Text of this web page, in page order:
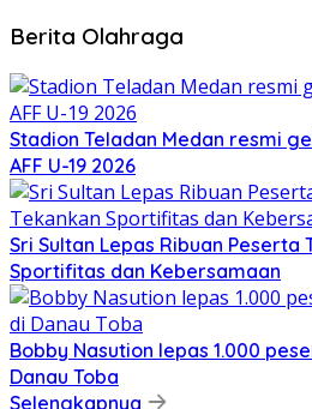
Berita Olahraga
Stadion Teladan Medan resmi
AFF U-19 2026
Sri Sultan Lepas Ribuan Peserta
Sportifitas dan Kebersamaan
Bobby Nasution lepas 1.000
Danau Toba
Selengkapnya